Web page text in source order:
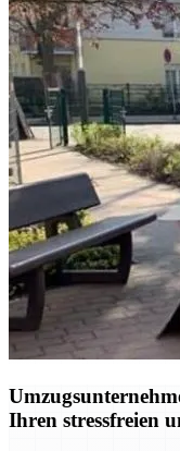
Ihren stressfreien